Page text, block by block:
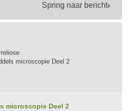
Spring naar bericht
microscopie Deel 2
microscopie Deel 2